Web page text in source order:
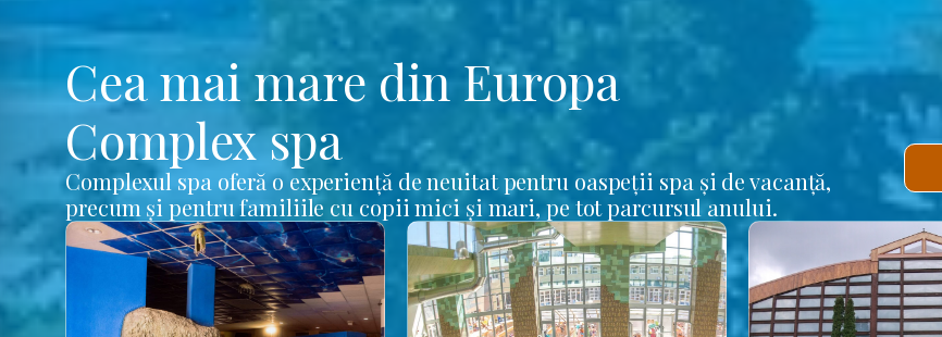
Cea mai mare din Europa
Complex spa
Complexul spa oferă o experiență de neuitat pentru oaspeții spa și de vacanță,
precum și pentru familiile cu copii mici și mari, pe tot parcursul anului.